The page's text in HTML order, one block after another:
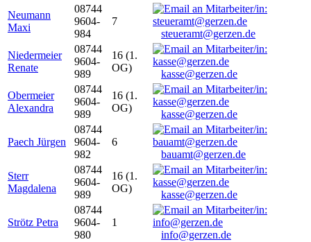
Neumann
Maxi
08744
9604-
984
7
steueramt@gerzen.de
Niedermeier
Renate
08744
9604-
989
16 (1.
OG)
kasse@gerzen.de
Obermeier
Alexandra
08744
9604-
989
16 (1.
OG)
kasse@gerzen.de
Paech Jürgen
08744
9604-
982
6
bauamt@gerzen.de
Sterr
Magdalena
08744
9604-
989
16 (1.
OG)
kasse@gerzen.de
Strötz Petra
08744
9604-
980
1
info@gerzen.de